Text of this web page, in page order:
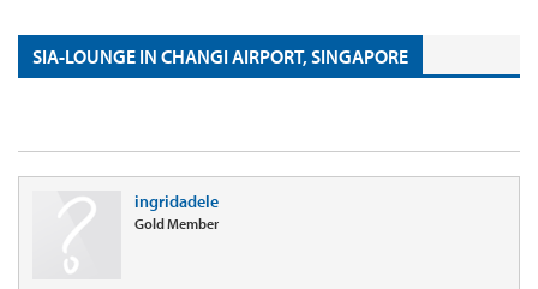
SIA-LOUNGE IN CHANGI AIRPORT, SINGAPORE
ingridadele
Gold Member